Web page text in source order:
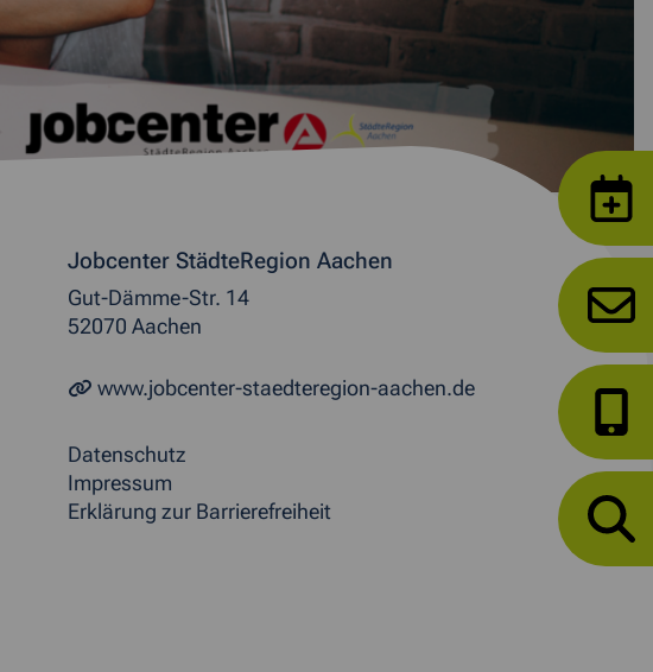
Jobcenter StädteRegion Aachen
Gut-Dämme-Str. 14
52070 Aachen
www.jobcenter-staedteregion-aachen.de
Datenschutz
Impressum
Erklärung zur Barrierefreiheit